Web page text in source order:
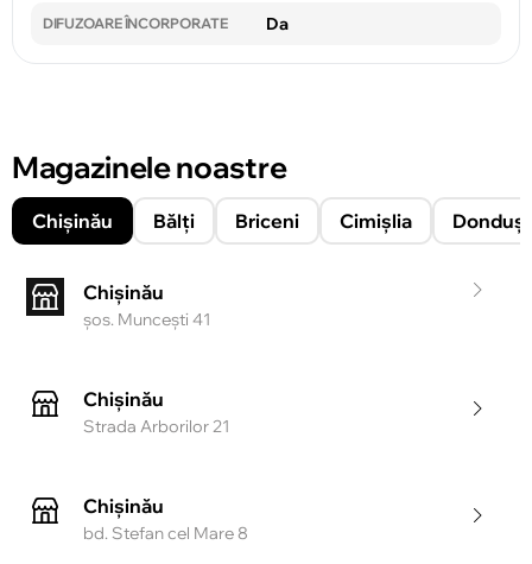
DIFUZOARE ÎNCORPORATE Da
Magazinele noastre
Chișinău Bălți Briceni Cimișlia
Chișinău
şos. Munceşti 41
Chișinău
Strada Arborilor 21
Chișinău
bd. Stefan cel Mare 8